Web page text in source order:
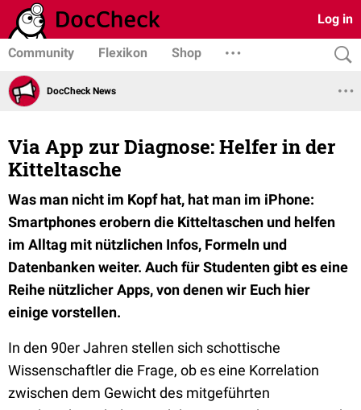
Log in
Community Flexikon Shop
DocCheck News
Via App zur Diagnose: Helfer in der
Kitteltasche
Was man nicht im Kopf hat, hat man im iPhone:
Smartphones erobern die Kitteltaschen und helfen
im Alltag mit nützlichen Infos, Formeln und
Datenbanken weiter. Auch für Studenten gibt es eine
Reihe nützlicher Apps, von denen wir Euch hier
einige vorstellen.
In den 90er Jahren stellen sich schottische
Wissenschaftler die Frage, ob es eine Korrelation
zwischen dem Gewicht des mitgeführten